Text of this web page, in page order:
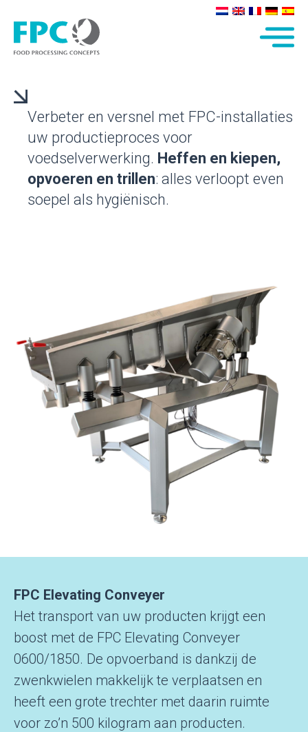
Verbeter en versnel met FPC-installaties
uw productie­proces voor
voedselverwerking. Heffen en kiepen,
op­voeren en trillen: alles verloopt even
soepel als hygië­nisch.
FPC Elevating Conveyer
Het transport van uw producten krijgt een
boost met de FPC Elevating Conveyer
0600/1850. De opvoerband is dankzij de
zwenkwielen makkelijk te verplaatsen en
heeft een grote trechter met daarin ruimte
voor zo’n 500 kilogram aan producten.